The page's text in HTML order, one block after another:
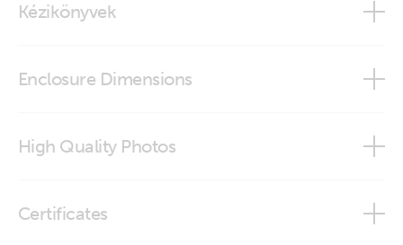
Kézikönyvek
Enclosure Dimensions
High Quality Photos
Certificates